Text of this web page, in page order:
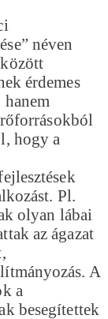
néven
érdemes
hogy a
Pl.
olyan lábai
az ágazat
A
a
besegítettek